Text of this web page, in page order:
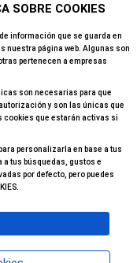
de la Música
SOBRE COOKIES
información que se guarda en
nuestra página web. Algunas son
pertenecen a empresas
son necesarias para que
y son las únicas que
cookies que estarán activas si
personalizarla en base a tus
tus búsquedas, gustos e
por defecto, pero puedes